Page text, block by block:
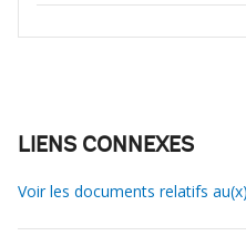
LIENS CONNEXES
Voir les documents relatifs